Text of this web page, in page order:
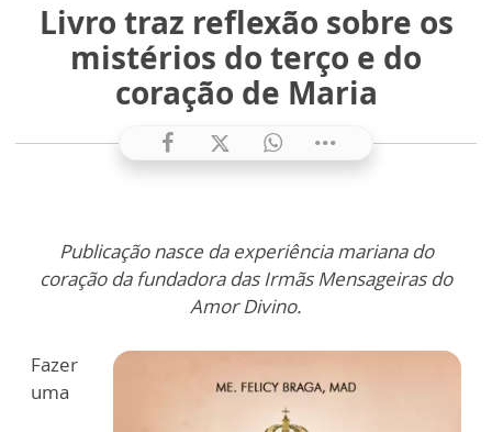
Livro traz reflexão sobre os
mistérios do terço e do
coração de Maria
Publicação nasce da experiência mariana do
coração da fundadora das Irmãs Mensageiras do
Amor Divino.
Fazer
uma